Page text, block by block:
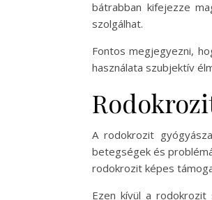
bátrabban kifejezze
szolgálhat.
Fontos megjegyezni,
használata szubjektív
A rodokrozit
betegségek és
rodokrozit képes
Ezen kívül a